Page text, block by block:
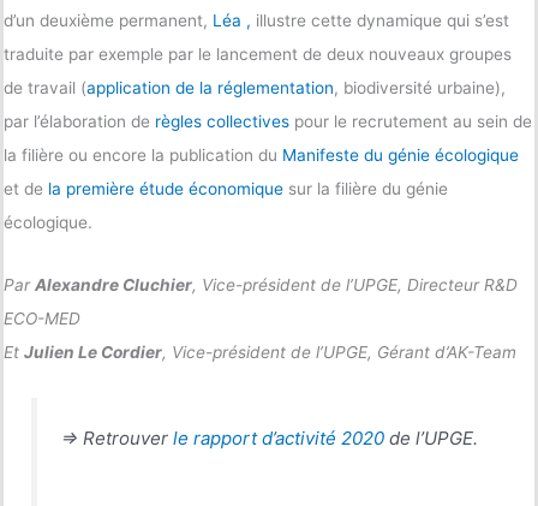
d’un deuxième permanent, Léa , illustre cette dynamique qui s’est
traduite par exemple par le lancement de deux nouveaux groupes
de travail (application de la réglementation, biodiversité urbaine),
par l’élaboration de règles collectives pour le recrutement au sein de
la filière ou encore la publication du Manifeste du génie écologique
et de la première étude économique sur la filière du génie
écologique.
ParAlexandre Cluchier, Vice-président de l’UPGE, Directeur R&D
ECO-MED
Et Julien Le Cordier, Vice-président de l’UPGE, Gérant d’AK-Team
=> Retrouver le rapport d’activité 2020de l’UPGE.